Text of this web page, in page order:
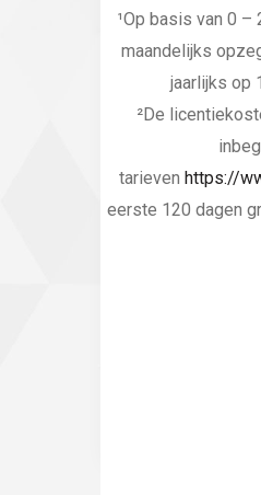
¹Op basis van 0 –
maandelijks
jaarlijks op
²De
tarieven https://
eerste 120 dagen